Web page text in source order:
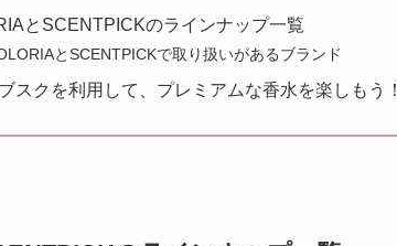
とSCENTPICKのラインナップ一覧
とSCENTPICKで取り扱いがあるブランド
スクを利用して、プレミアムな香水を楽しもう！